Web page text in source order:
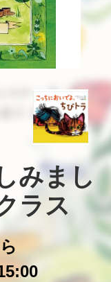
みまし
ラス